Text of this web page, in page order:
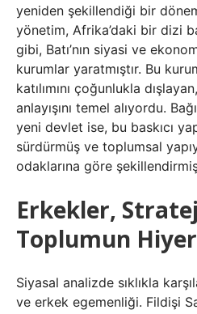
yeniden şekillendiği bir
yönetim, Afrika’daki bir dizi
gibi, Batı’nın siyasi ve
kurumlar yaratmıştır. Bu
katılımını çoğunlukla
anlayışını temel alıyordu.
yeni devlet ise, bu baskıcı
sürdürmüş ve toplumsal
odaklarına göre
Erkekler,
Toplumun
Siyasal analizde sıklıkla
ve erkek egemenliği. Fildişi